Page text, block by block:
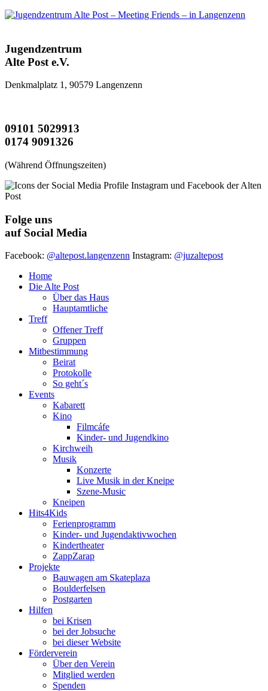
Jugendzentrum
Alte Post e.V.
Denkmalplatz 1, 90579 Langenzenn
09101 5029913
0174 9091326
(Während Öffnungszeiten)
Folge uns
auf Social Media
Facebook: @altepost.langenzenn Instagram: @juzaltepost
Home
Die Alte Post
Über das Haus
Hauptamtliche
Treff
Offener Treff
Gruppen
Mitbestimmung
Beirat
Protokolle
So geht´s
Events
Kabarett
Kino
Filmcáfe
Kinder- und Jugendkino
Kirchweih
Musik
Konzerte
Live Musik in der Kneipe
Szene-Music
Kneipen
Hits4Kids
Ferienprogramm
Kinder- und Jugendaktivwochen
Kindertheater
ZappZarap
Projekte
Bauwagen am Skateplaza
Boulderfelsen
Postgarten
Hilfen
bei Krisen
bei der Jobsuche
bei dieser Website
Förderverein
Über den Verein
Mitglied werden
Spenden